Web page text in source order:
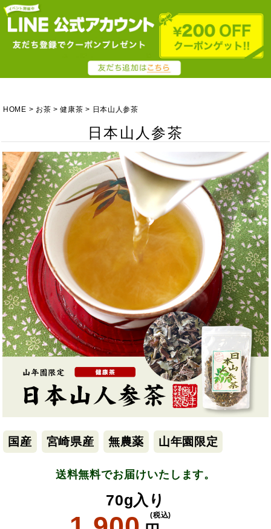
HOME お茶 健康茶 日本山人参茶
日本山人参茶
国産 宮崎県産 無農薬 山年園限定
送料無料でお届けいたします。
70g入り
(税込)